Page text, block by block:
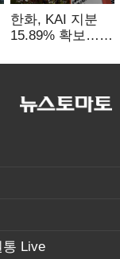
한화, KAI 지분
15.89% 확보…
신청 예정
통 Live